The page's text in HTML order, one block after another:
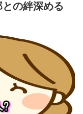
の絆深める